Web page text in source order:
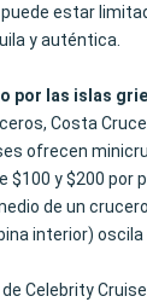
estar
y auténtica.
por las islas
Costa
ofrecen
y $200 por
de un
interior) oscila
Celebrity